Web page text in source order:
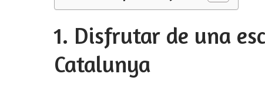
1. Disfrutar de una
Catalunya